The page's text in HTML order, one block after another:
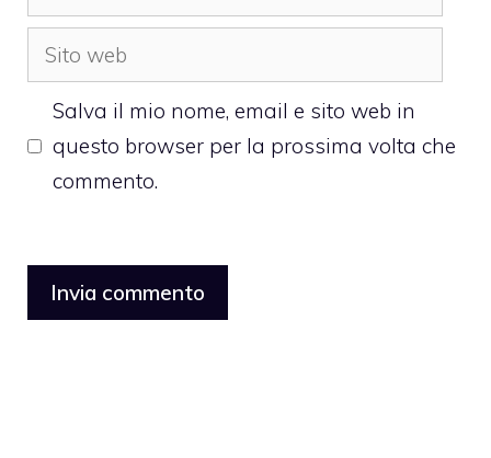
Sito
web
Salva il mio nome, email e sito web in
questo browser per la prossima volta che
commento.